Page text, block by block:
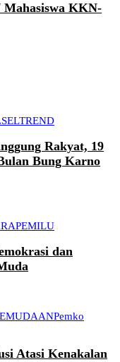
Mahasiswa KKN-
TREND
Rakyat, 19
Bung Karno
PEMILU
dan
Pemko
Atasi Kenakalan